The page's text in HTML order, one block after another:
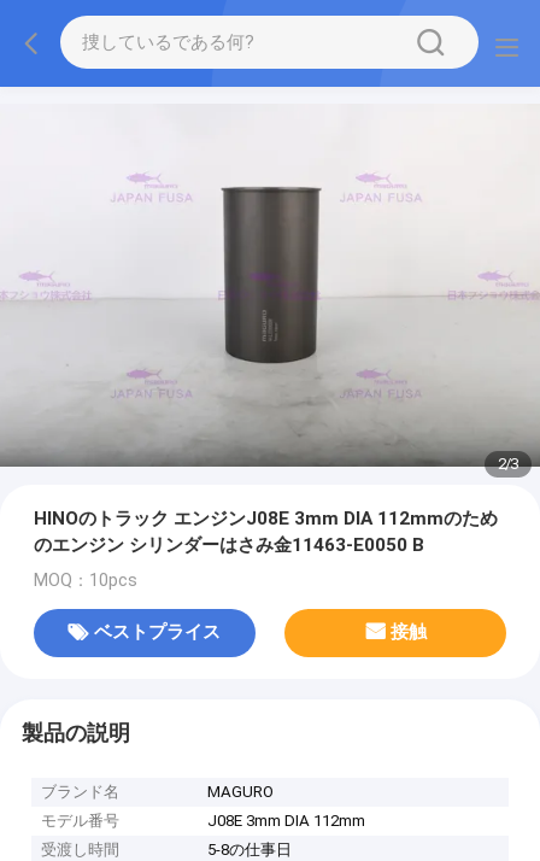
2/3
HINOのトラック エンジンJ08E 3mm DIA 112mmのため
のエンジン シリンダーはさみ金11463-E0050 B
MOQ：10pcs
ベストプライス 接触
製品の説明
ブランド名
MAGURO
モデル番号
J08E 3mm DIA 112mm
受渡し時間
5-8の仕事日